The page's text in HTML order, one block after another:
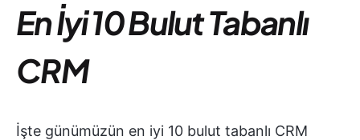
En İyi 10 Bulut Tabanlı
CRM
İşte günümüzün en iyi 10 bulut tabanlı CRM